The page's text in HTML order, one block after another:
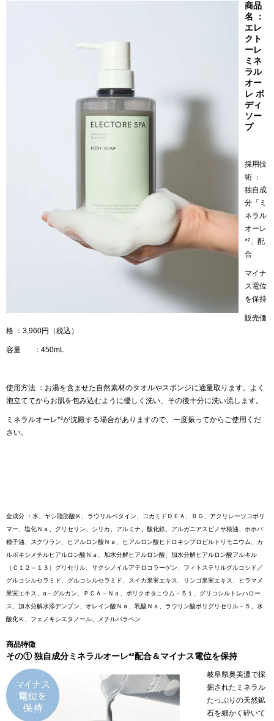
商品
名 ：
エレ
クト
ーレ
ミネ
ラル
オー
レ ボ
ディ
ソー
プ
採用技
術 ：
独自成
分「ミ
ネラル
オーレ
*²」配
合
マイナ
ス電位
を保持
販売価
格 ：3,960円（税込）
容量 ：450mL
使用方法 ：お湯を含ませた自然素材のタオルやスポンジに適量取ります。よく
泡立ててからお肌を包み込むように優しく洗い、その後十分に洗い流します。
ミネラルオーレ*²が沈殿する場合がありますので、一度振ってからご使用くだ
さい。
全成分 ：水、ヤシ脂肪酸Ｋ、ラウリルベタイン、コカミドＤＥＡ、ＢＧ、アクリレーツコポリ
マー、塩化Ｎａ、グリセリン、シリカ、アルミナ、酸化鉄、アルガニアスピノサ核油、ホホバ
種子油、スクワラン、ヒアルロン酸Ｎａ、ヒアルロン酸ヒドロキシプロピルトリモニウム、カ
ルボキシメチルヒアルロン酸Ｎａ、加水分解ヒアルロン酸、加水分解ヒアルロン酸アルキル
（Ｃ１２－１３）グリセリル、サクシノイルアテロコラーゲン、フィトステリルグルコシド／
グルコシルセラミド、グルコシルセラミド、スイカ果実エキス、リンゴ果実エキス、ヒラマメ
果実エキス、α－グルカン、ＰＣＡ－Ｎａ、ポリクオタニウム－５１、グリコシルトレハロー
ス、加水分解水添デンプン、オレイン酸Ｎａ、乳酸Ｎａ、ラウリン酸ポリグリセリル－５、水
酸化Ｋ、フェノキシエタノール、メチルパラベン
商品特徴
その① 独自成分ミネラルオーレ*²配合＆マイナス電位を保持
岐阜県奥美濃で採
掘されたミネラル
たっぷりの天然鉱
石を細かく砕いて